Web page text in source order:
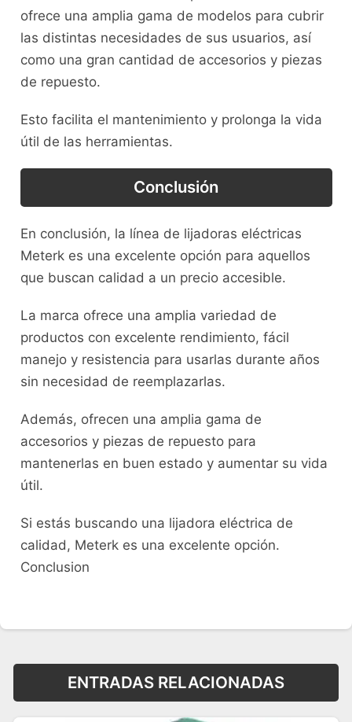
ofrece una amplia gama de modelos para cubrir
las distintas necesidades de sus usuarios, así
como una gran cantidad de accesorios y piezas
de repuesto.
Esto facilita el mantenimiento y prolonga la vida
útil de las herramientas.
Conclusión
En conclusión, la línea de lijadoras eléctricas
Meterk es una excelente opción para aquellos
que buscan calidad a un precio accesible.
La marca ofrece una amplia variedad de
productos con excelente rendimiento, fácil
manejo y resistencia para usarlas durante años
sin necesidad de reemplazarlas.
Además, ofrecen una amplia gama de
accesorios y piezas de repuesto para
mantenerlas en buen estado y aumentar su vida
útil.
Si estás buscando una lijadora eléctrica de
calidad, Meterk es una excelente opción.
Conclusion
ENTRADAS RELACIONADAS